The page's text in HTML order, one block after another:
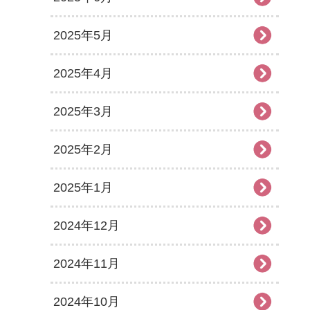
2025年5月
2025年4月
2025年3月
2025年2月
2025年1月
2024年12月
2024年11月
2024年10月